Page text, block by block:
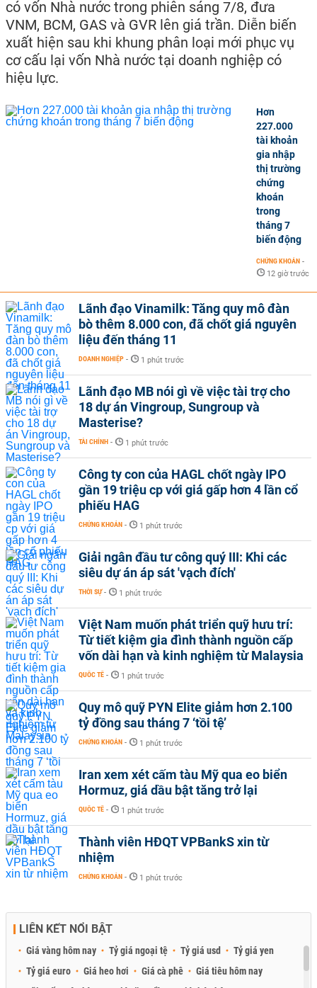
có vốn Nhà nước trong phiên sáng 7/8, đưa
VNM, BCM, GAS và GVR lên giá trần. Diễn biến
xuất hiện sau khi khung phân loại mới phục vụ
cơ cấu lại vốn Nhà nước tại doanh nghiệp có
hiệu lực.
Hơn
227.000
tài khoản
gia nhập
thị trường
chứng
khoán
trong
tháng 7
biến động
CHỨNG KHOÁN -
12 giờ trước
Lãnh đạo Vinamilk: Tăng quy mô đàn
bò thêm 8.000 con, đã chốt giá nguyên
liệu đến tháng 11
DOANH NGHIỆP - 1 phút trước
Lãnh đạo MB nói gì về việc tài trợ cho
18 dự án Vingroup, Sungroup và
Masterise?
TÀI CHÍNH - 1 phút trước
Công ty con của HAGL chốt ngày IPO
gần 19 triệu cp với giá gấp hơn 4 lần cổ
phiếu HAG
CHỨNG KHOÁN - 1 phút trước
Giải ngân đầu tư công quý III: Khi các
siêu dự án áp sát 'vạch đích'
THỜI SỰ - 1 phút trước
Việt Nam muốn phát triển quỹ hưu trí:
Từ tiết kiệm gia đình thành nguồn cấp
vốn dài hạn và kinh nghiệm từ Malaysia
QUỐC TẾ - 1 phút trước
Quy mô quỹ PYN Elite giảm hơn 2.100
tỷ đồng sau tháng 7 ‘tồi tệ’
CHỨNG KHOÁN - 1 phút trước
Iran xem xét cấm tàu Mỹ qua eo biển
Hormuz, giá dầu bật tăng trở lại
QUỐC TẾ - 1 phút trước
Thành viên HĐQT VPBankS xin từ
nhiệm
CHỨNG KHOÁN - 1 phút trước
LIÊN KẾT NỔI BẬT
Giá vàng hôm nay Tỷ giá ngoại tệ Tỷ giá usd
Tỷ giá yen
Tỷ giá euro
Giá heo hơi Giá cà phê
Giá tiêu hôm nay